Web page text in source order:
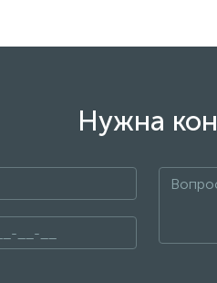
Нужна